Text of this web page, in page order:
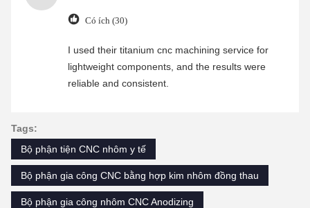
Có ích (30)
I used their titanium cnc machining service for
lightweight components, and the results were
reliable and consistent.
Tags:
Bộ phận tiện CNC nhôm y tế
Bộ phận gia công CNC bằng hợp kim nhôm đồng thau
Bộ phận gia công nhôm CNC Anodizing